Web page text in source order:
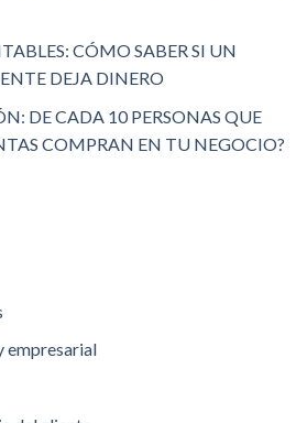
CÓMO SABER SI UN
DEJA DINERO
DE CADA 10 PERSONAS QUE
COMPRAN EN TU NEGOCIO?
empresarial